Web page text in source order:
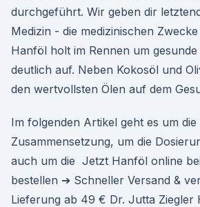
durchgeführt. Wir geben dir
Medizin - die medizinischen
Hanföl holt im Rennen um
deutlich auf. Neben Kokosöl und
den wertvollsten Ölen auf dem
Im folgenden Artikel geht es um die
Zusammensetzung, um die
auch um die Jetzt Hanföl online
bestellen ➔ Schneller Versand &
Lieferung ab 49 € Dr. Jutta Ziegler